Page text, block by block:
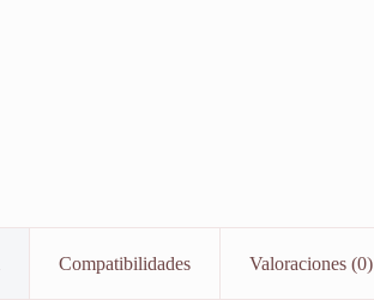
Compatibilidades Valoraciones (0)